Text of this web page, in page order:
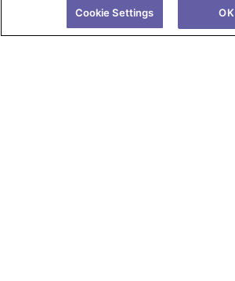
Cookie Settings OK